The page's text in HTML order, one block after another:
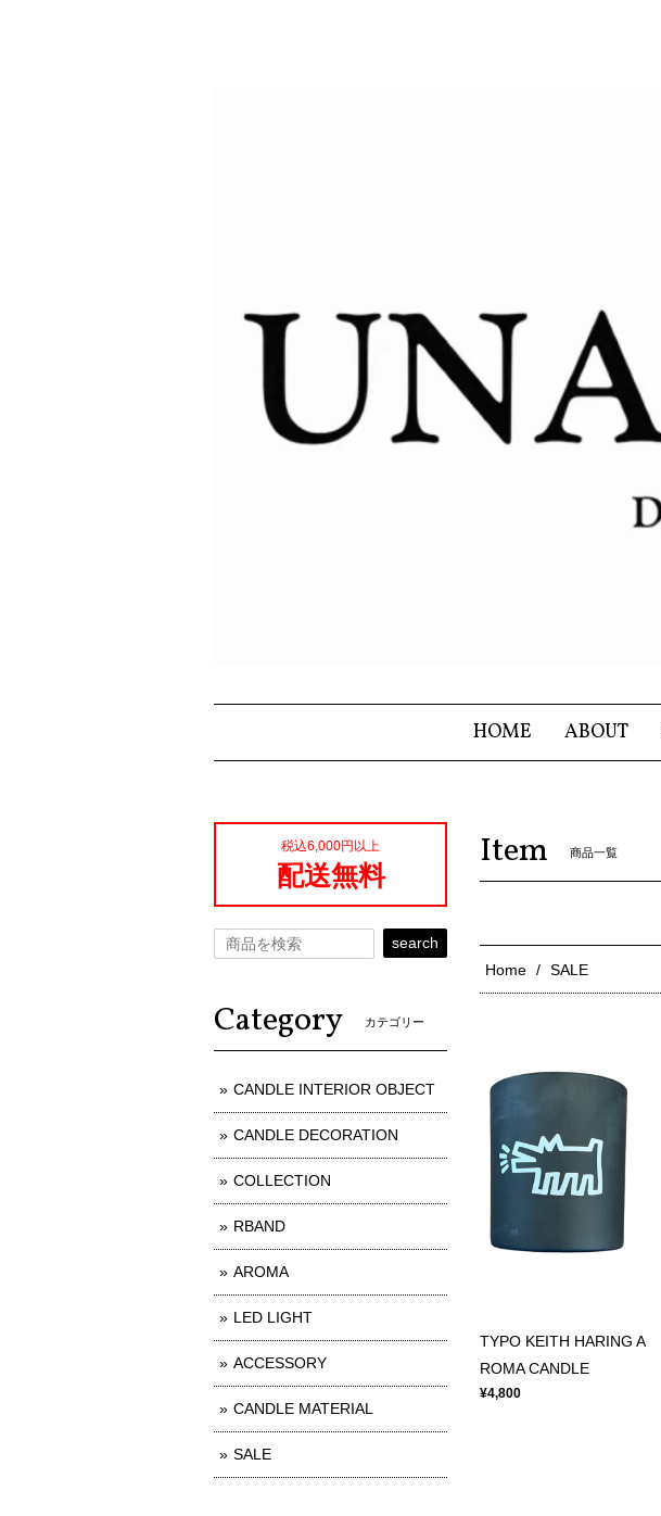
HOME ABOUT
Item 商品一覧
Home SALE
TYPO KEITH HARING A
ROMA CANDLE
¥4,800
税込6,000円以上
配送無料
search
Category カテゴリー
CANDLE INTERIOR OBJECT
CANDLE DECORATION
COLLECTION
RBAND
AROMA
LED LIGHT
ACCESSORY
CANDLE MATERIAL
SALE